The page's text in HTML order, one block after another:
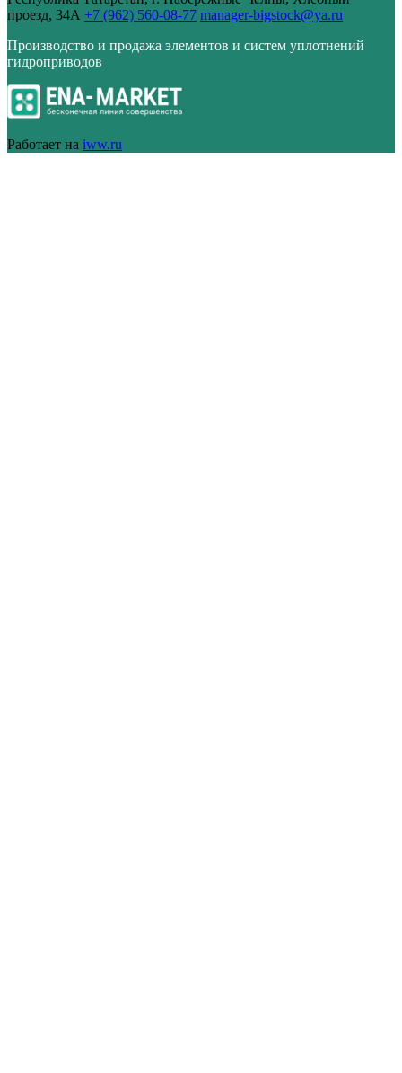
проезд, 34А +7 (962) 560-08-77 manager-bigstock@ya.ru
Производство и продажа элементов и систем уплотнений
гидроприводов
Работает на iww.ru